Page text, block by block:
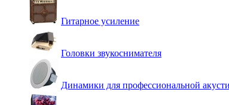
Гитарное усиление
Головки звукоснимателя
Динамики для профессиональной